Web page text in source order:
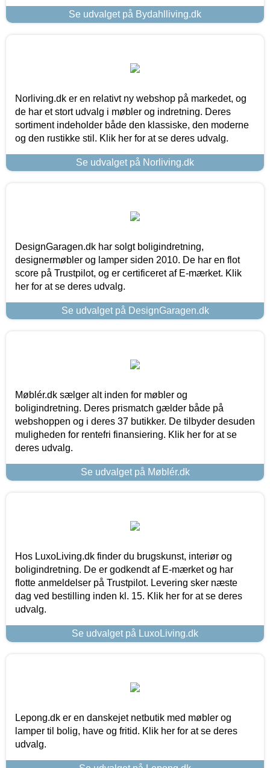
Se udvalget på Bydahlliving.dk
Norliving.dk er en relativt ny webshop på markedet, og
de har et stort udvalg i møbler og indretning. Deres
sortiment indeholder både den klassiske, den moderne
og den rustikke stil. Klik her for at se deres udvalg.
Se udvalget på Norliving.dk
DesignGaragen.dk har solgt boligindretning,
designermøbler og lamper siden 2010. De har en flot
score på Trustpilot, og er certificeret af E-mærket. Klik
her for at se deres udvalg.
Se udvalget på DesignGaragen.dk
Møblér.dk sælger alt inden for møbler og
boligindretning. Deres prismatch gælder både på
webshoppen og i deres 37 butikker. De tilbyder desuden
muligheden for rentefri finansiering. Klik her for at se
deres udvalg.
Se udvalget på Møblér.dk
Hos LuxoLiving.dk finder du brugskunst, interiør og
boligindretning. De er godkendt af E-mærket og har
flotte anmeldelser på Trustpilot. Levering sker næste
dag ved bestilling inden kl. 15. Klik her for at se deres
udvalg.
Se udvalget på LuxoLiving.dk
Lepong.dk er en danskejet netbutik med møbler og
lamper til bolig, have og fritid. Klik her for at se deres
udvalg.